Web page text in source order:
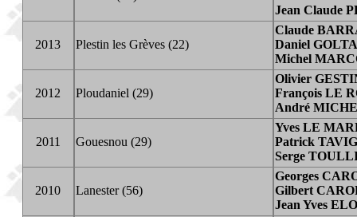
Jean Claude
2013 Plestin les Grèves (22)
Claude
Daniel
Michel
2012 Ploudaniel (29)
Olivier
François LE
André
2011 Gouesnou (29)
Yves LE
Patrick
Serge
2010 Lanester (56)
Georges
Gilbert
Jean Yves